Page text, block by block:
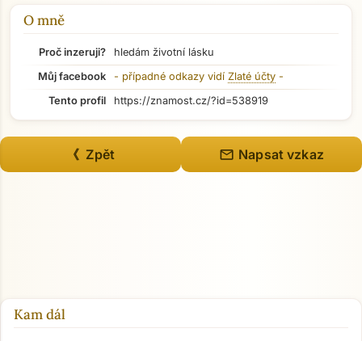
Přejít na hlavní obsah
O mně
Proč inzeruji?
hledám životní lásku
Můj facebook
- případné odkazy vidí Zlaté účty -
Tento profil
https://znamost.cz/?id=538919
《 Zpět mail Napsat vzkaz
Kam dál